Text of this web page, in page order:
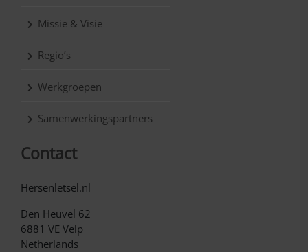
Missie & Visie
Regio’s
Werkgroepen
Samenwerkingspartners
Contact
Hersenletsel.nl
Den Heuvel 62
6881 VE Velp
Netherlands